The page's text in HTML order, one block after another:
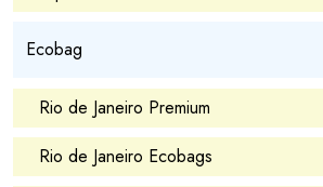
Ecobag
Rio de Janeiro Premium
Rio de Janeiro Ecobags